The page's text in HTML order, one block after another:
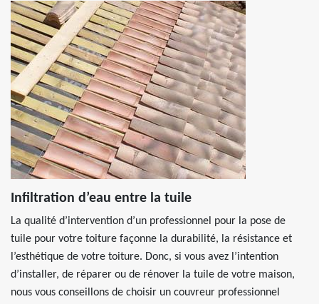
Infiltration d’eau entre la tuile
La qualité d’intervention d’un professionnel pour la pose de
tuile pour votre toiture façonne la durabilité, la résistance et
l’esthétique de votre toiture. Donc, si vous avez l’intention
d’installer, de réparer ou de rénover la tuile de votre maison,
nous vous conseillons de choisir un couvreur professionnel